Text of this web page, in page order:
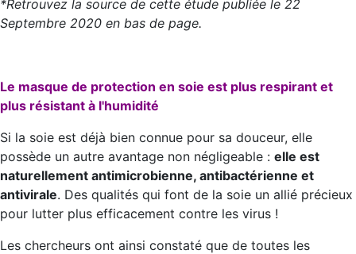
*Retrouvez la source de cette étude publiée le 22
Septembre 2020 en bas de page.
Le masque de protection en soie est plus respirant et
plus résistant à l'humidité
Si la soie est déjà bien connue pour sa douceur, elle
possède un autre avantage non négligeable : elle est
naturellement antimicrobienne, antibactérienne et
antivirale. Des qualités qui font de la soie un allié précieux
pour lutter plus efficacement contre les virus !
Les chercheurs ont ainsi constaté que de toutes les